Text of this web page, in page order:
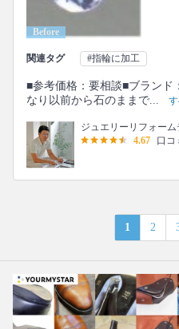
Before
関連タグ #指輪に加工
■参考価格：要相談■ブランド
なり以前から石のままで...
ジュエリーリフォー
4.67
口コ
1 2